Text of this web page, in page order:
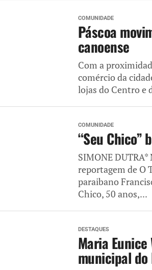
COMUNIDADE
Páscoa
canoense
Com a
comércio da
lojas do Centro e
COMUNIDADE
“Seu Chico”
SIMONE
reportagem de O
paraibano
Chico, 50 anos,...
DESTAQUES
Maria
municipal do